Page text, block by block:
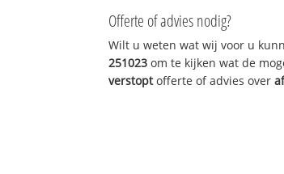
Offerte of advies nodig?
Wilt u weten wat wij voor u
251023 om te kijken wat de
verstoptofferte of advies over